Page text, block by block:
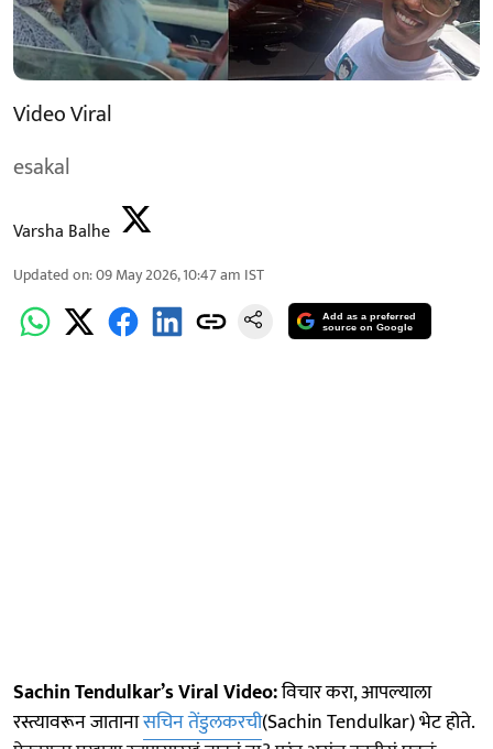
Video Viral
esakal
Varsha Balhe
Updated on:09 May 2026, 10:47 am IST
Add as a preferred
source on Google
Sachin Tendulkar’s Viral Video:विचार करा, आपल्याला
रस्त्यावरून जातानासचिन तेंडुलकरची(Sachin Tendulkar) भेट होते.